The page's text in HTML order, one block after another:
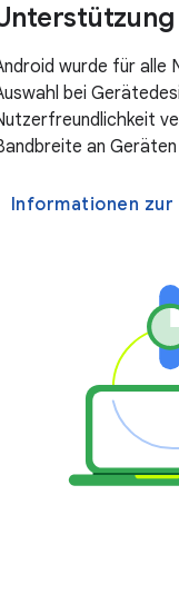
wurde für alle
bei
an
Informationen